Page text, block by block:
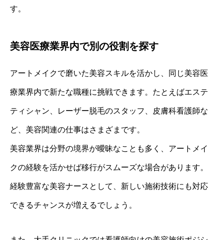
す。
美容医療業界内で別の役割を探す
アートメイクで磨いた美容スキルを活かし、同じ美容医
療業界内で新たな職種に挑戦できます。たとえばエステ
ティシャン、レーザー脱毛のスタッフ、皮膚科看護師な
ど、美容関連の仕事はさまざまです。
美容業界は分野の境界が曖昧なことも多く、アートメイ
クの経験を活かせば移行がスムーズな場合があります。
経験豊富な美容ナースとして、新しい施術技術にも対応
できるチャンスが増えるでしょう。